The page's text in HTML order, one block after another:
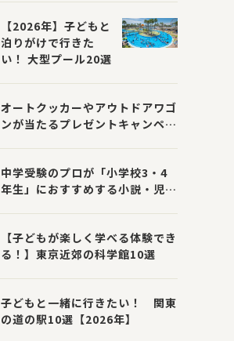
催！ スマホ壁紙は
応募者全員にプレゼ
ント！
【2026年】子どもと
泊りがけで行きた
い！ 大型プール20選
オートクッカーやアウトドアワゴ
ンが当たるプレゼントキャンペー
中学受験のプロが「小学校3・4
年生」におすすめする小説・児童
【子どもが楽しく学べる体験でき
る！】東京近郊の科学館10選
子どもと一緒に行きたい！ 関東
の道の駅10選【2026年】